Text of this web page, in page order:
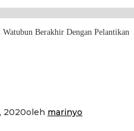
Watubun Berakhir Dengan Pelantikan
2020oleh marinyo